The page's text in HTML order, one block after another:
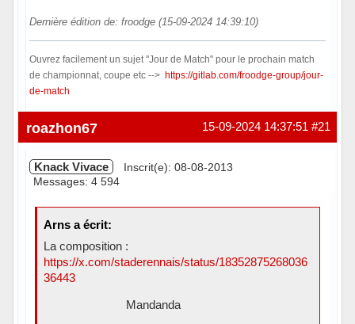
Dernière édition de: froodge (15-09-2024 14:39:10)
Ouvrez facilement un sujet "Jour de Match" pour le prochain match
de championnat, coupe etc --> https://gitlab.com/froodge-group/jour-
de-match
Hors ligne #21
15-09-2024 14:37:51
roazhon67
Knack Vivace
Inscrit(e): 08-08-2013
Messages: 4 594
Arns a écrit:
La composition :
https://x.com/staderennais/status/18352875268036
36443
Mandanda